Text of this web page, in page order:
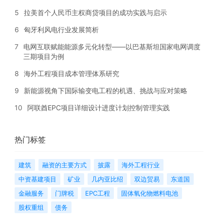
5 拉美首个人民币主权商贷项目的成功实践与启示
6 匈牙利风电行业发展简析
7
电网互联赋能能源多元化转型——以巴基斯坦国家电网调度
三期项目为例
8 海外工程项目成本管理体系研究
9 新能源视角下国际输变电工程的机遇、挑战与应对策略
10 阿联酋EPC项目详细设计进度计划控制管理实践
热门标签
建筑 融资的主要方式 披露
海外工程行业
中资基建项目
矿业 几内亚比绍 双边贸易
东道国
金融服务
门牌税 EPC工程
固体氧化物燃料电池
股权重组
债务